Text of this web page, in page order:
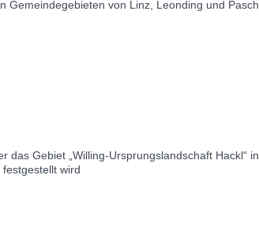
Gemeindegebieten von Linz, Leonding und
das Gebiet „Willing-Ursprungslandschaft Hackl“
wird